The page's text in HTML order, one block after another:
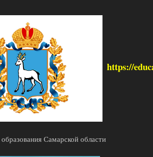
https://
Самарской области